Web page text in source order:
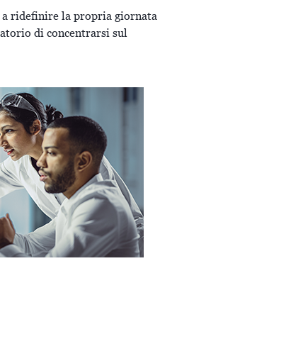
ridefinire la propria giornata
di concentrarsi sul